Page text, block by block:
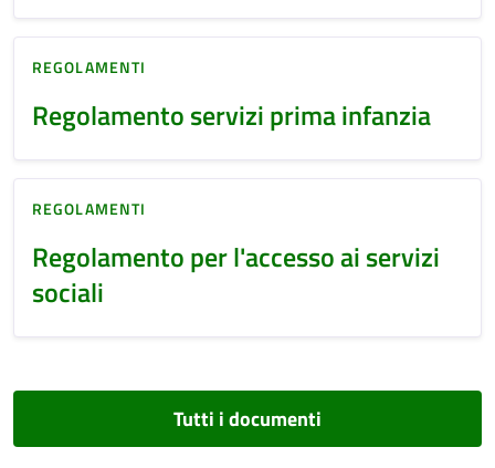
REGOLAMENTI
Regolamento servizi prima infanzia
REGOLAMENTI
Regolamento per l'accesso ai servizi
sociali
Tutti i documenti